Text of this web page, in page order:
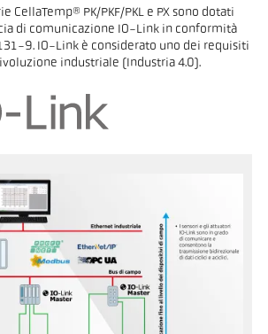
CellaTemp® PK/PKF/PKL e PX sono dotati
di comunicazione IO-Link in conformità
9. IO-Link è considerato uno dei requisiti
industriale (Industria 4.0).